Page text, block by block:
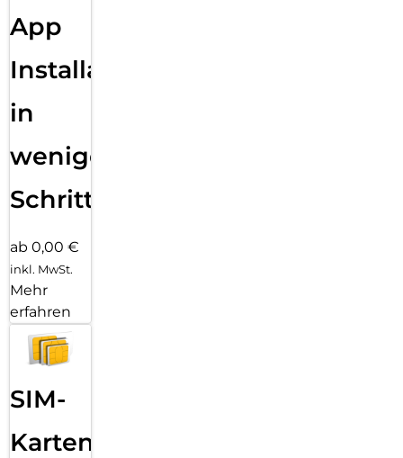
App
Installation
in
wenigen
Schritten
ab 0,00 €
inkl. MwSt.
Mehr
erfahren
SIM-
Karten